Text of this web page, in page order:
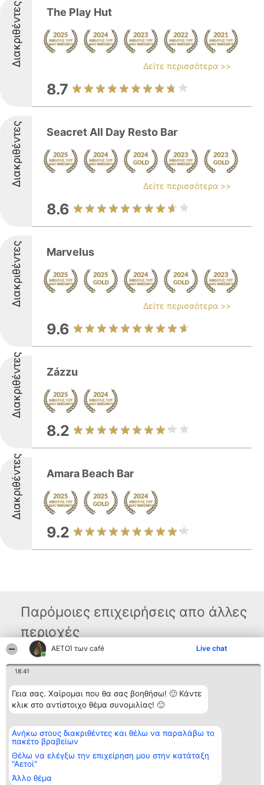
ΑΕΤΟΊ των café Live chat
18:41
Γεια σας. Χαίρομαι που θα σας βοηθήσω! 🙂 Κάντε
κλικ στο αντίστοιχο θέμα συνομιλίας! 🙂
Ανήκω στους διακριθέντες και θέλω να παραλάβω το
πακέτο βραβείων
Θέλω να ελέγξω την επιχείρηση μου στην κατάταξη
"Αετοί"
Άλλο θέμα
Διακριθέντες The Play Hut
Δείτε περισσότερα >>
8.7
Διακριθέντες Seacret All Day Resto Bar
Δείτε περισσότερα >>
8.6
Διακριθέντες Marvelus
Δείτε περισσότερα >>
9.6
Διακριθέντες Zázzu
8.2
Διακριθέντες Amara Beach Bar
9.2
Παρόμοιες επιχειρήσεις απο άλλες
περιοχές
Διοργανωτής της
BEAUTIFUL COMPANY
Μονοπρόσωπη ΙΚΕ
ΤΗΛ. ΕΠΙΚΟΙΝΩΝΙΑΣ:
2104128019
aetoi@beautifulcompany.co
των
διακριθέντων
Μεθοδολογία
προϋποθέσεις
ΑΠΟΡΡΗΤΟΥ